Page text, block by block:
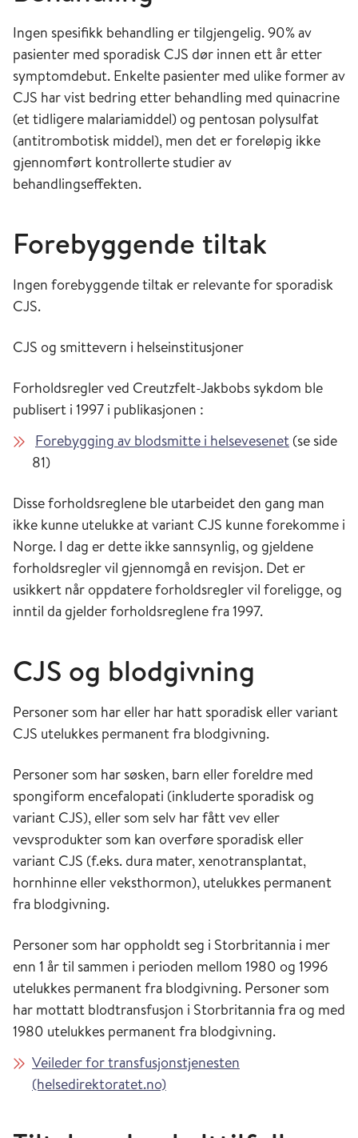
Ingen spesifikk behandling er tilgjengelig. 90% av
pasienter med sporadisk CJS dør innen ett år etter
symptomdebut. Enkelte pasienter med ulike former av
CJS har vist bedring etter behandling med quinacrine
(et tidligere malariamiddel) og pentosan polysulfat
(antitrombotisk middel), men det er foreløpig ikke
gjennomført kontrollerte studier av
behandlingseffekten.
Forebyggende tiltak
Ingen forebyggende tiltak er relevante for sporadisk
CJS.
CJS og smittevern i helseinstitusjoner
Forholdsregler ved Creutzfelt-Jakbobs sykdom ble
publisert i 1997 i publikasjonen :
Forebygging av blodsmitte i helsevesenet (se side
81)
Disse forholdsreglene ble utarbeidet den gang man
ikke kunne utelukke at variant CJS kunne forekomme i
Norge. I dag er dette ikke sannsynlig, og gjeldene
forholdsregler vil gjennomgå en revisjon. Det er
usikkert når oppdatere forholdsregler vil foreligge, og
inntil da gjelder forholdsreglene fra 1997.
CJS og blodgivning
Personer som har eller har hatt sporadisk eller variant
CJS utelukkes permanent fra blodgivning.
Personer som har søsken, barn eller foreldre med
spongiform encefalopati (inkluderte sporadisk og
variant CJS), eller som selv har fått vev eller
vevsprodukter som kan overføre sporadisk eller
variant CJS (f.eks. dura mater, xenotransplantat,
hornhinne eller veksthormon), utelukkes permanent
fra blodgivning.
Personer som har oppholdt seg i Storbritannia i mer
enn 1 år til sammen i perioden mellom 1980 og 1996
utelukkes permanent fra blodgivning. Personer som
har mottatt blodtransfusjon i Storbritannia fra og med
1980 utelukkes permanent fra blodgivning.
Veileder for transfusjonstjenesten
(helsedirektoratet.no)